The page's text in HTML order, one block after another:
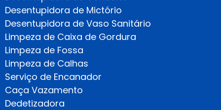
Desentupidora de Mictório
Desentupidora de Vaso Sanitário
Limpeza de Caixa de Gordura
Limpeza de Fossa
Limpeza de Calhas
Serviço de Encanador
Caça Vazamento
Dedetizadora